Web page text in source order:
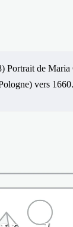
Portrait de
vers 1660.